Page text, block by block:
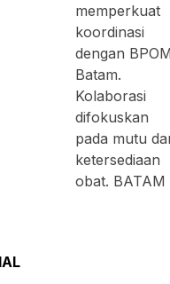
memperkuat
koordinasi
dengan BPOM
Batam.
Kolaborasi
difokuskan
pada mutu
ketersediaan
obat. BATAM